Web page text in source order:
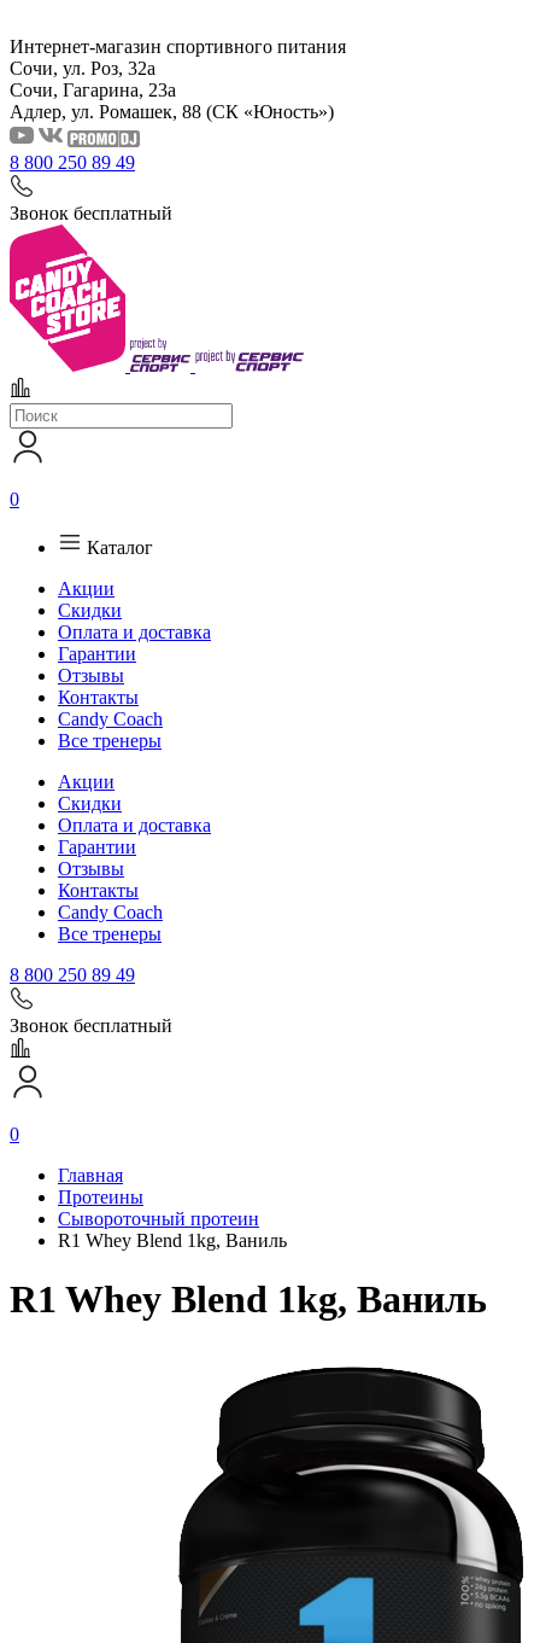
Интернет-магазин спортивного питания
Сочи, ул. Роз, 32а
Сочи, Гагарина, 23а
Адлер, ул. Ромашек, 88 (СК «Юность»)
8 800 250 89 49
Звонок бесплатный
0
Каталог
Акции
Скидки
Оплата и доставка
Гарантии
Отзывы
Контакты
Candy Coach
Все тренеры
Акции
Скидки
Оплата и доставка
Гарантии
Отзывы
Контакты
Candy Coach
Все тренеры
8 800 250 89 49
Звонок бесплатный
0
Главная
Протеины
Сывороточный протеин
R1 Whey Blend 1kg, Ваниль
R1 Whey Blend 1kg, Ваниль